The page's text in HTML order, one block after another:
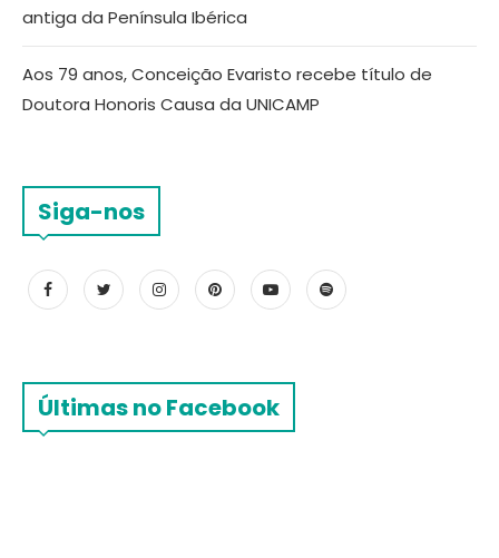
antiga da Península Ibérica
Aos 79 anos, Conceição Evaristo recebe título de
Doutora Honoris Causa da UNICAMP
Siga-nos
Últimas no Facebook